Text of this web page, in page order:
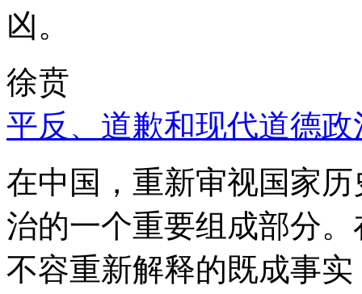
凶。
徐贲
平反、道歉和现代道德政
在中国，重新审视国家
治的一个重要组成部分
不容重新解释的既成事